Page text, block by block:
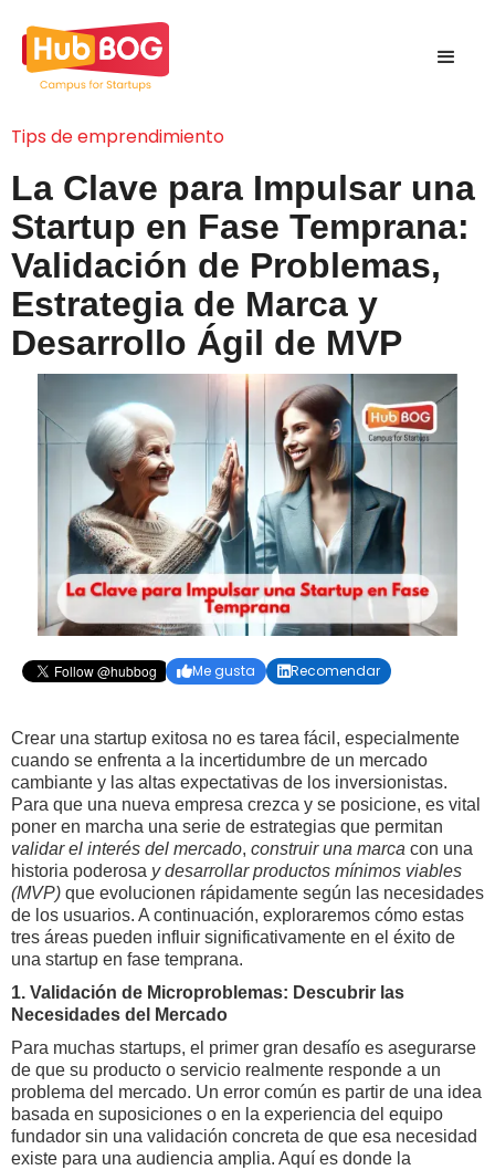
Tips de emprendimiento
La Clave para Impulsar una
Startup en Fase Temprana:
Validación de Problemas,
Estrategia de Marca y
Desarrollo Ágil de MVP
Me gusta Recomendar
Crear una startup exitosa no es tarea fácil, especialmente
cuando se enfrenta a la incertidumbre de un mercado
cambiante y las altas expectativas de los inversionistas.
Para que una nueva empresa crezca y se posicione, es vital
poner en marcha una serie de estrategias que permitan
validar el interés del mercado, construir una marca con una
historia poderosa y desarrollar productos mínimos viables
(MVP) que evolucionen rápidamente según las necesidades
de los usuarios. A continuación, exploraremos cómo estas
tres áreas pueden influir significativamente en el éxito de
una startup en fase temprana.
1. Validación de Microproblemas: Descubrir las
Necesidades del Mercado
Para muchas startups, el primer gran desafío es asegurarse
de que su producto o servicio realmente responde a un
problema del mercado. Un error común es partir de una idea
basada en suposiciones o en la experiencia del equipo
fundador sin una validación concreta de que esa necesidad
existe para una audiencia amplia. Aquí es donde la